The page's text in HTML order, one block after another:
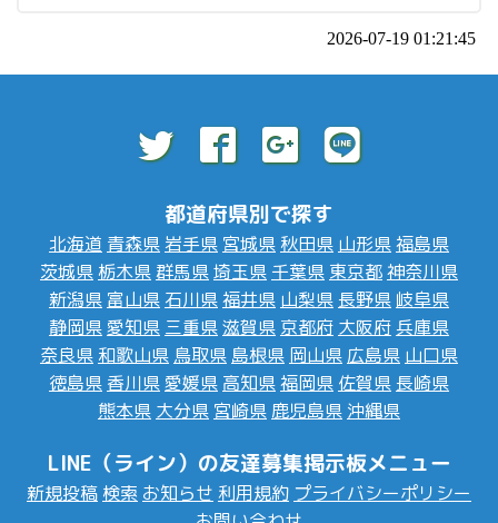
2026-07-19 01:21:45
都道府県別で探す
北海道 青森県 岩手県 宮城県 秋田県 山形県福島県
茨城県 栃木県群馬県埼玉県 千葉県 東京都神奈川県
新潟県 富山県 石川県福井県 山梨県 長野県 岐阜県
静岡県愛知県 三重県滋賀県 京都府 大阪府 兵庫県
奈良県 和歌山県 鳥取県 島根県 岡山県 広島県 山口県
徳島県 香川県愛媛県 高知県福岡県 佐賀県 長崎県
熊本県 大分県 宮崎県 鹿児島県 沖縄県
LINE（ライン）の友達募集掲示板メニュー
新規投稿 検索 お知らせ 利用規約 プライバシーポリシー